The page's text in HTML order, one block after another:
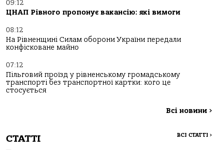
09:12
ЦНАП Рівного пропонує вакансію: які вимоги
08:12
На Рівненщині Силам оборони України передали
конфісковане майно
07:12
Пільговий проїзд у рівненському громадському
транспорті без транспортної картки: кого це
стосується
Всі новини >
СТАТТІ ВСІ СТАТТІ >